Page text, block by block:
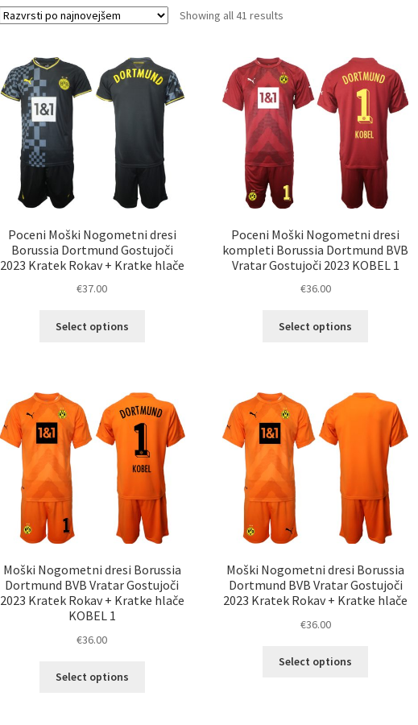
Showing all 41 resultsSorted
Poceni Moški Nogometni dresi
Borussia Dortmund Gostujoči
2023 Kratek Rokav + Kratke hlače
€37.00
Select options
različic.
Možnosti
lahko
izberete
na
strani
izdelka
Poceni Moški Nogometni dresi
kompleti Borussia Dortmund BVB
Vratar Gostujoči 2023 KOBEL 1
€36.00
Select options
različic.
Možnosti
lahko
izberete
strani
izdelka
Moški Nogometni dresi Borussia
Dortmund BVB Vratar Gostujoči
2023 Kratek Rokav + Kratke hlače
KOBEL 1
€36.00
Select options
Moški Nogometni dresi Borussia
Dortmund BVB Vratar Gostujoči
2023 Kratek Rokav + Kratke hlače
€36.00
Select options